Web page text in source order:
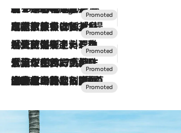
6 Hours Ago
【トンボの足水浴】ヒノキの香りに包まれて涼感マックス！約13℃の湧水かけ流しを避暑地「星野温泉 トンボの湯」で体験
2026.7.31
【ホテル帰省】という選択肢をOMOが提案。家族とほどよい距離を保つには「昼は実家、夜は気兼ねなくホテルで！」
2026.7.24
【夏限定ディナーコース】旬を迎える稚鮎や花ズッキーニなどをイタリア・トスカーナの郷土料理の手法で満喫！
2026.7.17
「土佐和ハーブかき氷」がOMO7高知に登場！生姜、山椒、大葉など目にも舌にも涼を呼ぶ郷土の味
2026.7.10
NEW OPEN！【界 草津】名湯の地に誕生。趣の異なる2種の温泉と上州ならではの会席・蕎麦割烹など美食を味わう究極の癒やし旅